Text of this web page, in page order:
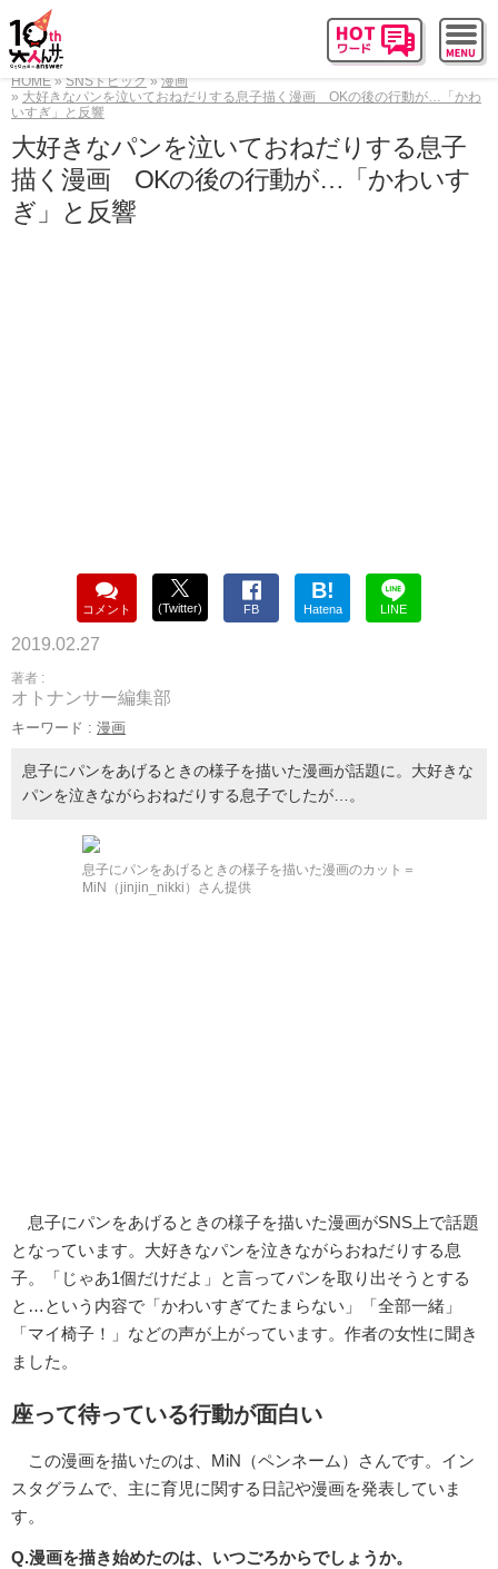
HOME SNSトピック
漫画
大好きなパンを泣いておねだりする息子描く漫画 OKの後の行動が…「かわ
いすぎ」と反響
大好きなパンを泣いておねだりする息子
描く漫画 OKの後の行動が…「かわいす
ぎ」と反響
コメント (Twitter) FB
B!
Hatena LINE
2019.02.27
著者 :
オトナンサー編集部
キーワード : 漫画
息子にパンをあげるときの様子を描いた漫画が話題に。大好きな
パンを泣きながらおねだりする息子でしたが…。
息子にパンをあげるときの様子を描いた漫画のカット＝
MiN（jinjin_nikki）さん提供
息子にパンをあげるときの様子を描いた漫画がSNS上で話題
となっています。大好きなパンを泣きながらおねだりする息
子。「じゃあ1個だけだよ」と言ってパンを取り出そうとする
と…という内容で「かわいすぎてたまらない」「全部一緒」
「マイ椅子！」などの声が上がっています。作者の女性に聞き
ました。
座って待っている行動が面白い
この漫画を描いたのは、MiN（ペンネーム）さんです。イン
スタグラムで、主に育児に関する日記や漫画を発表していま
す。
Q.漫画を描き始めたのは、いつごろからでしょうか。